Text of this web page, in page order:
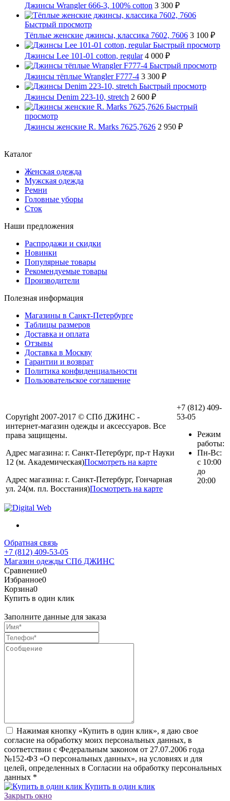
Джинсы Wrangler 666-3, 100% cotton 3 300 ₽
Быстрый просмотр
Тёплые женские джинсы, классика 7602, 7606 3 100 ₽
Быстрый просмотр
Джинсы Lee 101-01 cotton, regular 4 000 ₽
Быстрый просмотр
Джинсы тёплые Wrangler F777-4 3 300 ₽
Быстрый просмотр
Джинсы Denim 223-10, stretch 2 600 ₽
Быстрый
просмотр
Джинсы женские R. Marks 7625,7626 2 950 ₽
Каталог
Женская одежда
Мужская одежда
Ремни
Головные уборы
Сток
Наши предложения
Распродажи и скидки
Новинки
Популярные товары
Рекомендуемые товары
Производители
Полезная информация
Магазины в Санкт-Петербурге
Таблицы размеров
Доставка и оплата
Отзывы
Доставка в Москву
Гарантии и возврат
Политика конфиденциальности
Пользовательское соглашение
Copyright 2007-2017 © СПб ДЖИНС -
интернет-магазин одежды и аксессуаров. Все
права защищены.
Адрес магазина: г. Санкт-Петербург, пр-т Науки
12 (м. Академическая)Посмотреть на карте
Адрес магазина: г. Санкт-Петербург, Гончарная
ул. 24(м. пл. Восстания)Посмотреть на карте
+7 (812) 409-
53-05
Режим
работы:
Пн-Вс:
с 10:00
до
20:00
Обратная связь
+7 (812) 409-53-05
Магазин одежды СПб ДЖИНС
Сравнение0
Избранное0
Корзина0
Купить в один клик
Заполните данные для заказа
Нажимая кнопку «Купить в один клик», я даю свое
согласие на обработку моих персональных данных, в
соответствии с Федеральным законом от 27.07.2006 года
№152-ФЗ «О персональных данных», на условиях и для
целей, определенных в Согласии на обработку персональных
данных *
Купить в один клик
Закрыть окно